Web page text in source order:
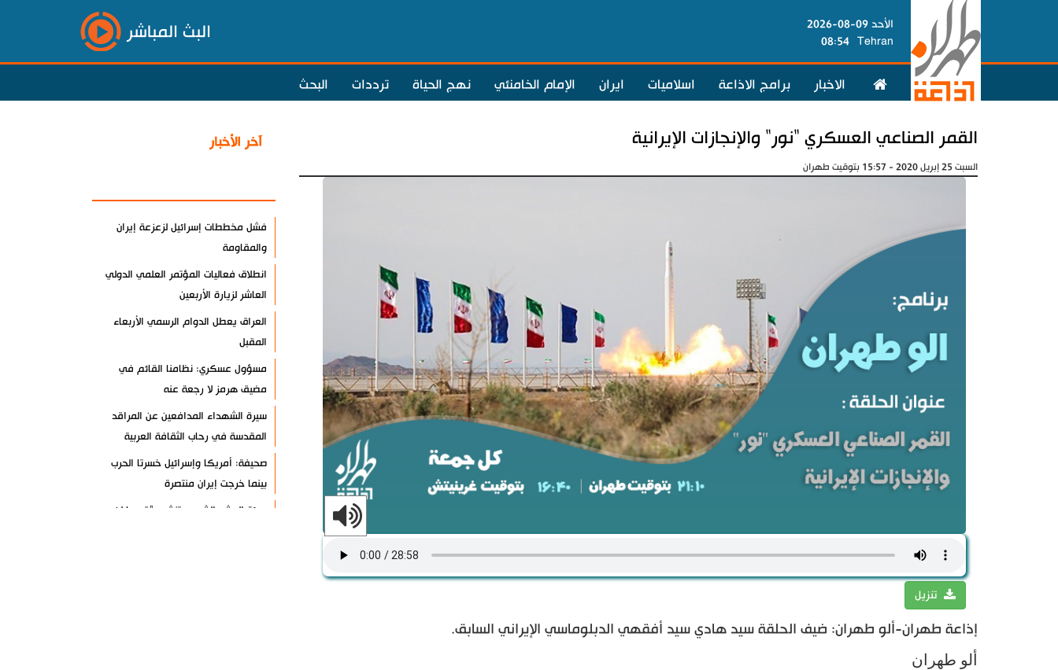
الأحد 09-08-2026
Tehran
08:54 البث المباشر
الاخبار برامج الاذاعة اسلاميات ايران الإمام الخامنئي نهج الحياة ترددات البحث
القمر الصناعي العسكري "نور" والإنجازات الإيرانية
السبت 25 إبريل 2020 - 15:57 بتوقيت طهران
تنزيل
إذاعة طهران-ألو طهران: ضيف الحلقة سيد هادي سيد أفقهي الدبلوماسي الإيراني السابق.
ألو طهران
آخر الأخبار
فشل مخططات إسرائيل لزعزعة إيران
والمقاومة
انطلاق فعاليات المؤتمر العلمي الدولي
العاشر لزيارة الأربعين
العراق يعطل الدوام الرسمي الأربعاء
المقبل
مسؤول عسكري: نظامنا القائم في
مضيق هرمز لا رجعة عنه
سيرة الشهداء المدافعين عن المراقد
المقدسة في رحاب الثقافة العربية
صحيفة: أمريكا وإسرائيل خسرتا الحرب
بينما خرجت إيران منتصرة
هيئة الحشد الشعبي تنشر.. "قسما لن